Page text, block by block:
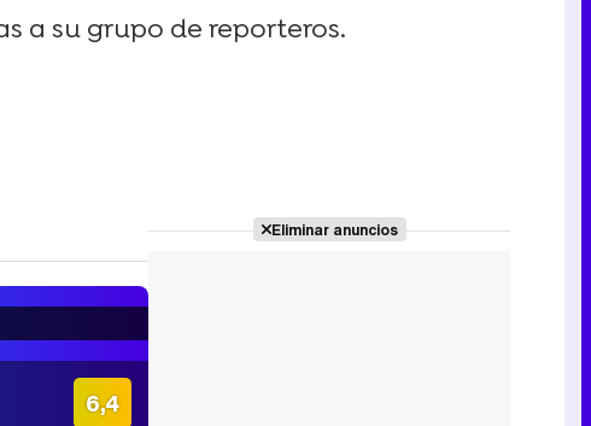
a su grupo de reporteros.
6,4
Eliminar anuncios